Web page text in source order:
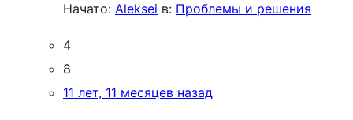
Начато: Aleksei в: Проблемы и решения
4
8
11 лет, 11 месяцев назад